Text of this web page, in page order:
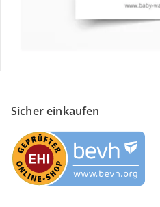
Sicher einkaufen